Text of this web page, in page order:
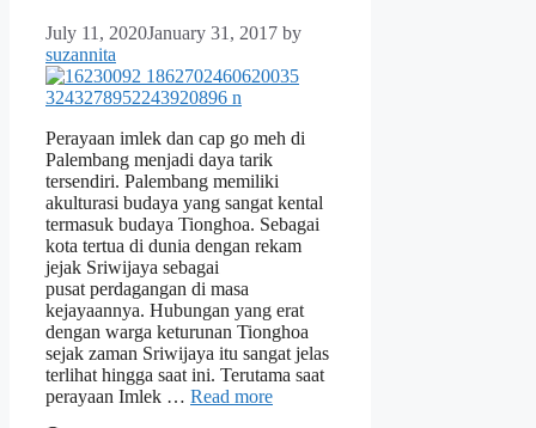
July 11, 2020January 31, 2017 by
suzannita
Perayaan imlek dan cap go meh di
Palembang menjadi daya tarik
tersendiri. Palembang memiliki
akulturasi budaya yang sangat kental
termasuk budaya Tionghoa. Sebagai
kota tertua di dunia dengan rekam
jejak Sriwijaya sebagai
pusat perdagangan di masa
kejayaannya. Hubungan yang erat
dengan warga keturunan Tionghoa
sejak zaman Sriwijaya itu sangat jelas
terlihat hingga saat ini. Terutama saat
perayaan Imlek … Read more